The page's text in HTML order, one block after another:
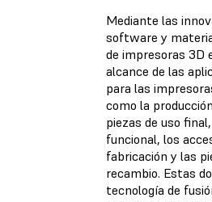
Mediante las
software y
de impresoras 3D
alcance de las
para las
como la
piezas de uso
funcional, los
fabricación y las
recambio. Estas
tecnología de